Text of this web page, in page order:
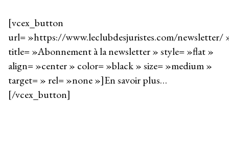
[vcex_button
url= »https://www.leclubdesjuristes.com/newsletter/
title= »Abonnement à la newsletter » style= »flat »
align= »center » color= »black » size= »medium »
target= » rel= »none »]En savoir plus…
[/vcex_button]